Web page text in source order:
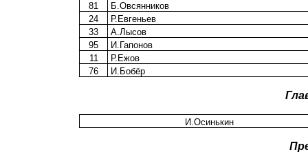
81
Б.Овсянников
24
Р.Евгеньев
33
А.Лысов
95
И.Гапонов
11
Р.Ежов
76
И.Бобёр
И.Осинькин